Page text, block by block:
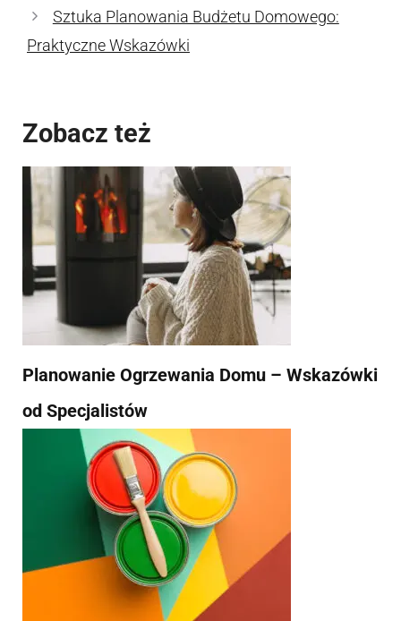
Sztuka Planowania Budżetu Domowego:
Praktyczne Wskazówki
Zobacz też
Planowanie Ogrzewania Domu – Wskazówki
od Specjalistów